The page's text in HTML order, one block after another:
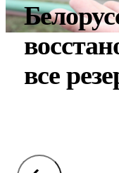
все